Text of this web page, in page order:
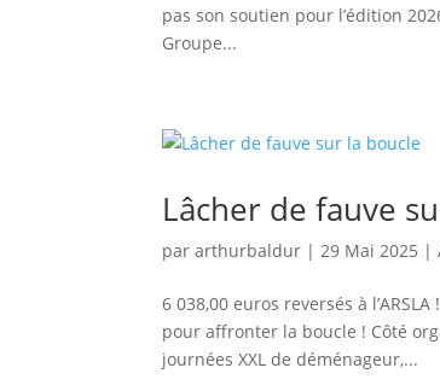
pas son soutien pour l’édition
Groupe...
Lâcher de fauve
pararthurbaldur |29 Mai 2025 |
6 038,00 euros reversés à
pour affronter la boucle ! Côté
journées XXL de déménageur,...